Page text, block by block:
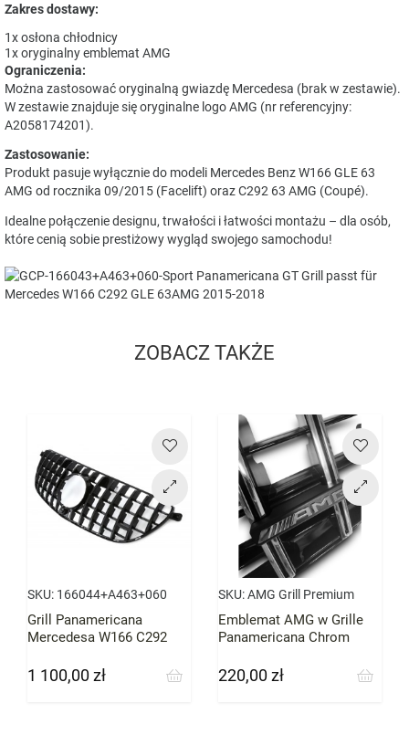
Zakres dostawy:
1x osłona chłodnicy
1x oryginalny emblemat AMG
Ograniczenia:
Można zastosować oryginalną gwiazdę Mercedesa (brak w zestawie).
W zestawie znajduje się oryginalne logo AMG (nr referencyjny:
A2058174201).
Zastosowanie:
Produkt pasuje wyłącznie do modeli Mercedes Benz W166 GLE 63
AMG od rocznika 09/2015 (Facelift) oraz C292 63 AMG (Coupé).
Idealne połączenie designu, trwałości i łatwości montażu – dla osób,
które cenią sobie prestiżowy wygląd swojego samochodu!
ZOBACZ TAKŻE
SKU: 166044+A463+060
Grill Panamericana
Mercedesa W166 C292
Cena
1 100,00 zł
Cena
SKU:AMG Grill Premium
Emblemat AMG w Grille
Panamericana Chrom
Cena
220,00 zł